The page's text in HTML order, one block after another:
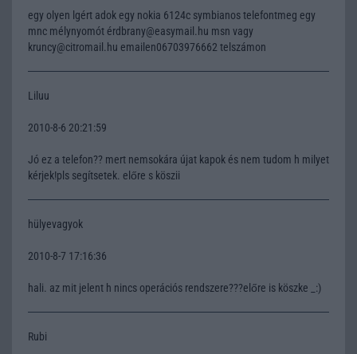
egy olyen lgért adok egy nokia 6124c symbianos telefontmeg egy
mnc mélynyomót érdbrany@easymail.hu msn vagy
kruncy@citromail.hu emailen06703976662 telszámon
Liluu
2010-8-6 20:21:59
Jó ez a telefon?? mert nemsokára újat kapok és nem tudom h milyet
kérjek!pls segítsetek. előre s köszii
hülyevagyok
2010-8-7 17:16:36
hali. az mit jelent h nincs operációs rendszere???előre is köszke _:)
Rubi